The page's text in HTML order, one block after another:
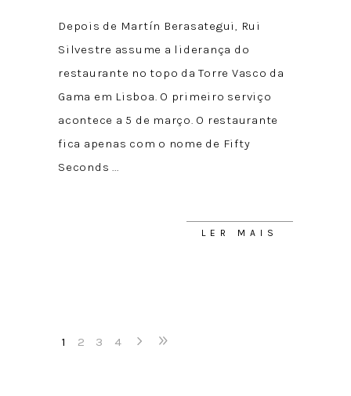
Depois de Martín Berasategui, Rui
Silvestre assume a liderança do
restaurante no topo da Torre Vasco da
Gama em Lisboa. O primeiro serviço
acontece a 5 de março. O restaurante
fica apenas com o nome de Fifty
Seconds
LER MAIS
1 2 3 4